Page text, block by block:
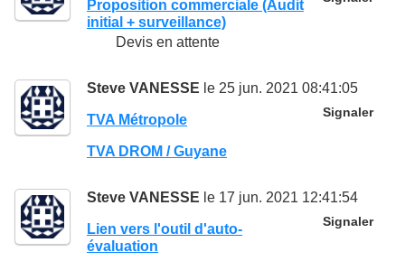
Proposition commerciale (Audit
initial + surveillance)
Devis en attente
Steve VANESSE le 25 jun. 2021 08:41:05
Signaler
TVA Métropole
TVA DROM / Guyane
Steve VANESSE le 17 jun. 2021 12:41:54
Signaler
Lien vers l'outil d'auto-
évaluation